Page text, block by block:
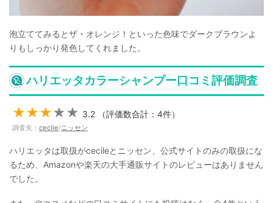
泡立ててみるとザ・オレンジ！といった色味でダークブラウンよ
りもしっかり発色してくれました。
ハリエッタカラーシャンプー口コミ評価調査
3.2 （評価数合計：4件）
調査先： cecile/ニッセン
ハリエッタは取扱がcecileとニッセン、公式サイトのみの取扱にな
るため、Amazonや楽天の大手通販サイトのレビューはありません
でした。